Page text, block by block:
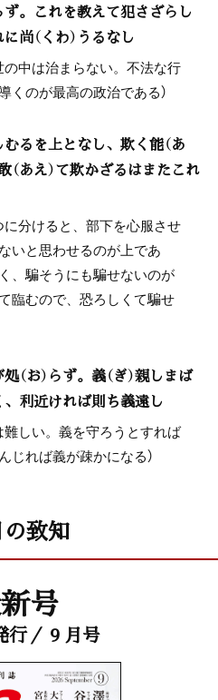
。これを教えて犯さざらし
尚（くわ）うるなし
の中は治まらない。不法な行
くのが最高の政治である）
むるを上となし、欺く能（あ
（あえ）て欺かざるはまたこれ
に分けると、部下を心服させ
いと思わせるのが上であ
、騙そうにも騙せないのが
臨むので、恐ろしくて騙せ
（お）らず。義（ぎ）親しまば
、利近ければ則ち義遠し
難しい。義を守ろうとすれば
じれば義が疎かになる）
致知
号
行／ 9 月号